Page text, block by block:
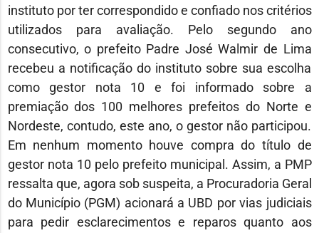
instituto por ter correspondido e confiado nos critérios
utilizados para avaliação. Pelo segundo ano
consecutivo, o prefeito Padre José Walmir de Lima
recebeu a notificação do instituto sobre sua escolha
como gestor nota 10 e foi informado sobre a
premiação dos 100 melhores prefeitos do Norte e
Nordeste, contudo, este ano, o gestor não participou.
Em nenhum momento houve compra do título de
gestor nota 10 pelo prefeito municipal. Assim, a PMP
ressalta que, agora sob suspeita, a Procuradoria Geral
do Município (PGM) acionará a UBD por vias judiciais
para pedir esclarecimentos e reparos quanto aos